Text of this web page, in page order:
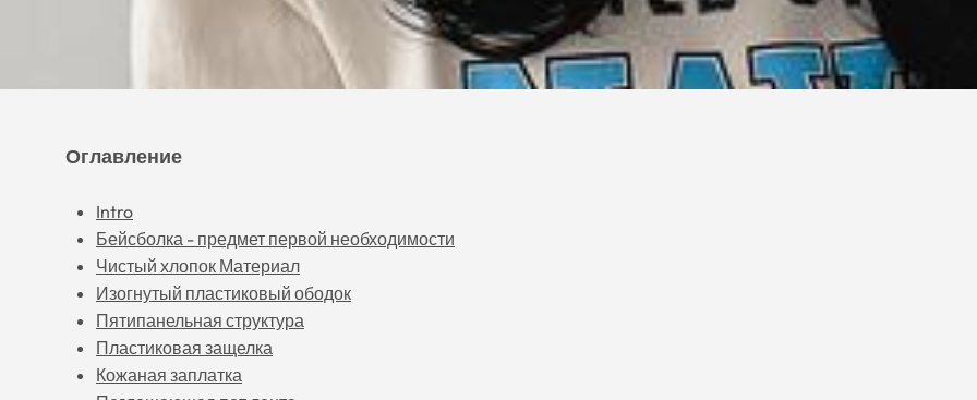
Оглавление
Intro
Бейсболка - предмет первой необходимости
Чистый хлопок Материал
Изогнутый пластиковый ободок
Пятипанельная структура
Пластиковая защелка
Кожаная заплатка